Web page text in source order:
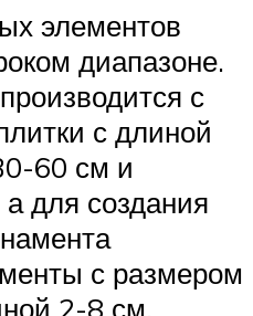
элементов
диапазоне.
с
с длиной
60 см и
для создания
с размером
2-8 см.